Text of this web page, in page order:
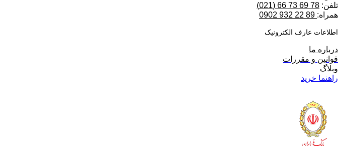
تلفن: 78 69 73 66 (021)
همراه:
اطلاعات عارف الکترونیک
درباره ما
قوانین و مقررات
وبلاگ
راهنما خرید